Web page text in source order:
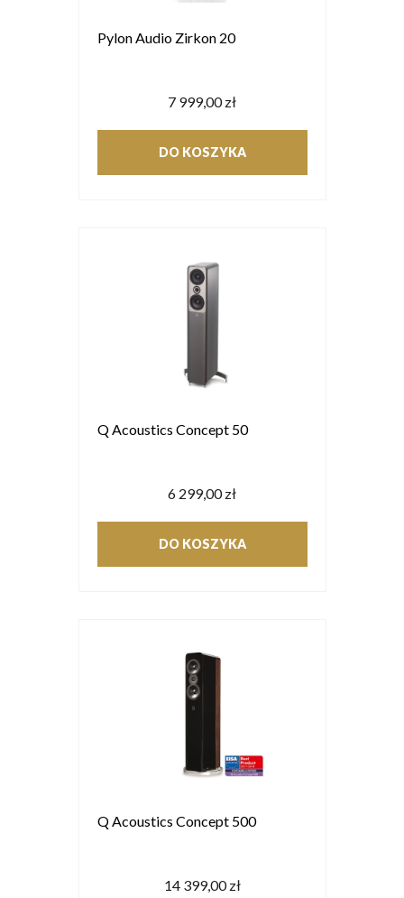
Pylon Audio Zirkon 20
7 999,00 zł
DO KOSZYKA
Q Acoustics Concept 50
6 299,00 zł
DO KOSZYKA
Q Acoustics Concept 500
14 399,00 zł